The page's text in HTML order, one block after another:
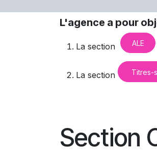
L'agence a pour
La section ​​ AL​​E
La section Titres-
Section